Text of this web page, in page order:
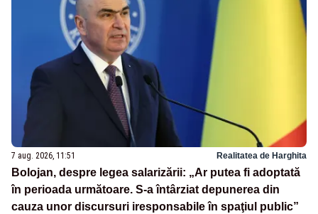
7 aug. 2026, 11:51 Realitatea de Harghita
Bolojan, despre legea salarizării: „Ar putea fi adoptată
în perioada următoare. S-a întârziat depunerea din
cauza unor discursuri iresponsabile în spaţiul public”